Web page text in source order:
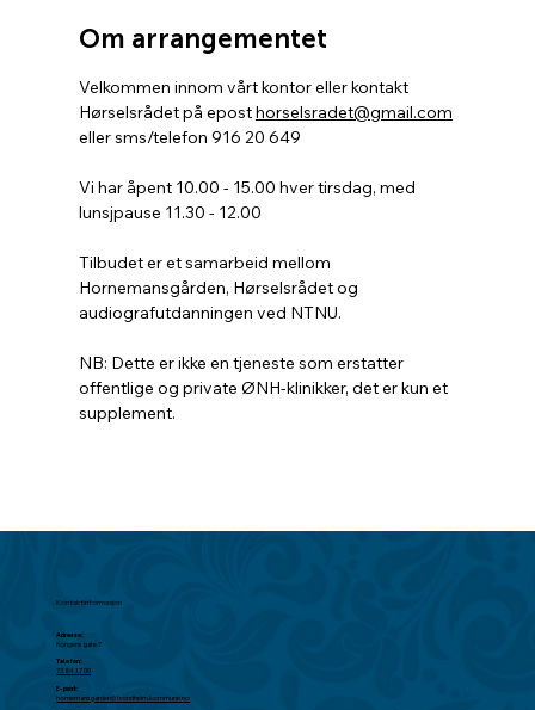
Om arrangementet
Velkommen innom vårt kontor eller kontakt
Hørselsrådet på epost horselsradet@gmail.com
eller sms/telefon 916 20 649
Vi har åpent 10.00 - 15.00 hver tirsdag, med
lunsjpause 11.30 - 12.00
Tilbudet er et samarbeid mellom
Hornemansgården, Hørselsrådet og
audiografutdanningen ved NTNU.
NB: Dette er ikke en tjeneste som erstatter
offentlige og private ØNH-klinikker, det er kun et
supplement.
Kontaktinformasjon
Adresse:
Kongens gate 7
Telefon:
73 84 17 00
E-post:
hornemansgarden@trondheim.kommune.no